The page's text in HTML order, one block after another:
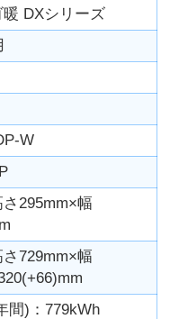
DXシリーズ
W
295mm×幅
729mm×幅
間)：779kWh